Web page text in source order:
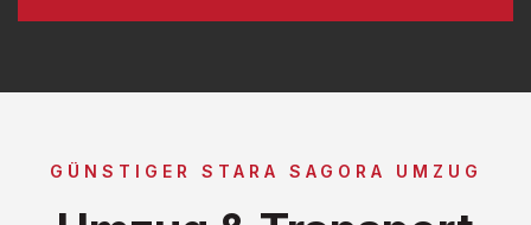
GÜNSTIGER STARA SAGORA UMZUG